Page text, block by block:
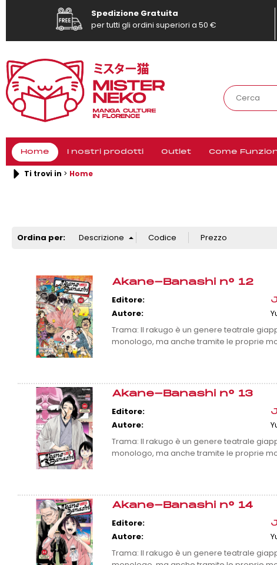
Spedizione Gratuita
per tutti gli ordini superiori a 50 €
Home I nostri prodotti Outlet Come
Ti trovi in Home
Ordina per:
Akane-Banashi n° 12
Editore:
Autore:
Trama: Il rakugo è un genere teatrale
monologo, ma anche tramite le proprie
Akane-Banashi n° 13
Editore:
Autore:
Trama: Il rakugo è un genere teatrale
monologo, ma anche tramite le proprie
Akane-Banashi n° 14
Editore:
Autore:
Trama: Il rakugo è un genere teatrale